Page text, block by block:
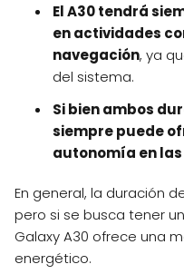
El A30 tendrá
en actividades
navegación, ya
del sistema.
Si bien ambos
siempre puede
autonomía en
En general, la duración
pero si se busca tener
Galaxy A30 ofrece una
energético.